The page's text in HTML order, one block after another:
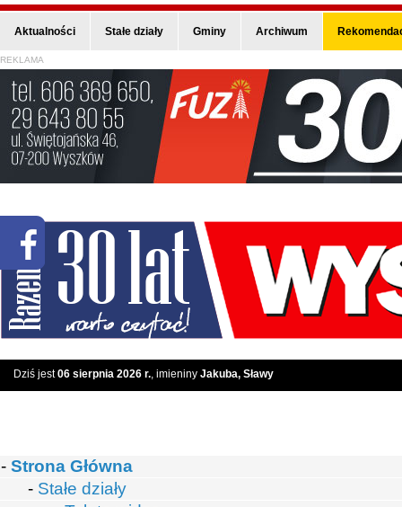
Aktualności Stałe działy Gminy Archiwum
REKLAMA
Dziś jest06 sierpnia 2026 r., imieniny Jakuba, Sławy
- Strona Główna
- Stałe działy